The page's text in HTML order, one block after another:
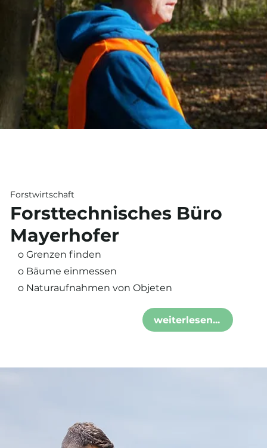
Forstwirtschaft
Forsttechnisches Büro
Mayerhofer
o Grenzen finden
o Bäume einmessen
o Naturaufnahmen von Objeten
weiterlesen...